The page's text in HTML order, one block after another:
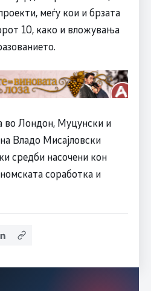
меѓу кои и брзата
10, како и вложувања
во Лондон, Муцунски и
Владо Мисајловски
средби насочени кон
соработка и